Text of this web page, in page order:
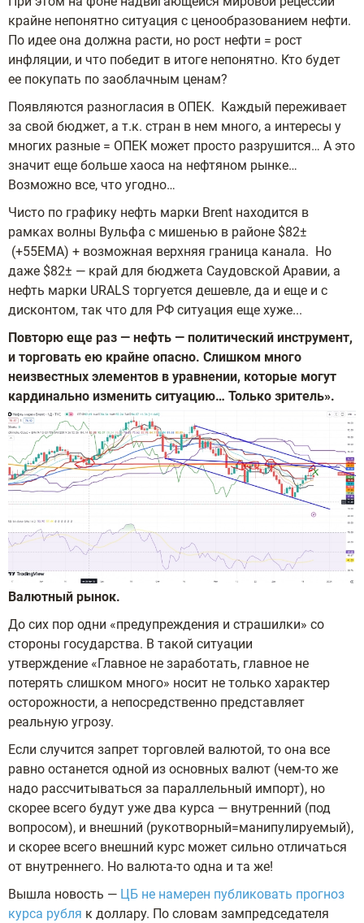
крайне непонятно ситуация с ценообразованием нефти.
По идее она должна расти, но рост нефти = рост
инфляции, и что победит в итоге непонятно. Кто будет
ее покупать по заоблачным ценам?
Появляются разногласия в ОПЕК. Каждый переживает
за свой бюджет, а т.к. стран в нем много, а интересы у
многих разные = ОПЕК может просто разрушится… А это
значит еще больше хаоса на нефтяном рынке…
Возможно все, что угодно…
Чисто по графику нефть марки Brent находится в
рамках волны Вульфа с мишенью в районе $82±
(+55ЕМА) + возможная верхняя граница канала. Но
даже $82± — край для бюджета Саудовской Аравии, а
нефть марки URALS торгуется дешевле, да и еще и с
дисконтом, так что для РФ ситуация еще хуже...
Повторю еще раз — нефть — политический инструмент,
и торговать ею крайне опасно. Слишком много
неизвестных элементов в уравнении, которые могут
кардинально изменить ситуацию… Только зритель».
Валютный рынок.
До сих пор одни «предупреждения и страшилки» со
стороны государства. В такой ситуации
утверждение «Главное не заработать, главное не
потерять слишком много» носит не только характер
осторожности, а непосредственно представляет
реальную угрозу.
Если случится запрет торговлей валютой, то она все
равно останется одной из основных валют (чем-то же
надо рассчитываться за параллельный импорт), но
скорее всего будут уже два курса — внутренний (под
вопросом), и внешний (рукотворный=манипулируемый),
и скорее всего внешний курс может сильно отличаться
от внутреннего. Но валюта-то одна и та же!
Вышла новость — ЦБ не намерен публиковать прогноз
курса рубля к доллару. По словам зампредседателя